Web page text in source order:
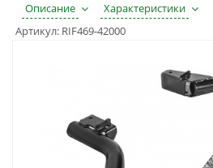
Описание
Характеристики
Артикул: RIF469-42000